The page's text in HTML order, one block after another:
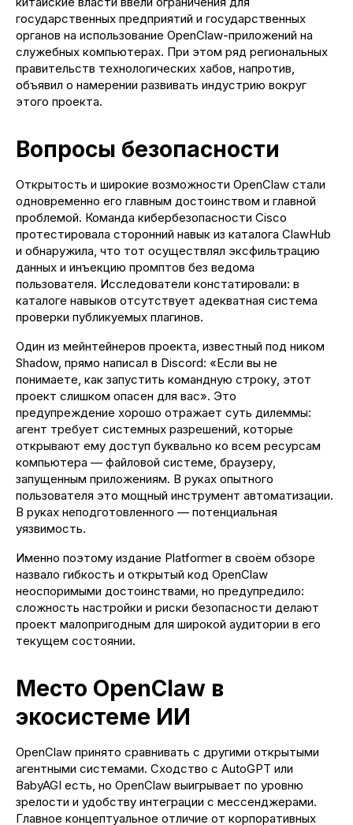
государственных предприятий и государственных
органов на использование OpenClaw-приложений на
служебных компьютерах. При этом ряд региональных
правительств технологических хабов, напротив,
объявил о намерении развивать индустрию вокруг
этого проекта.
Вопросы безопасности
Открытость и широкие возможности OpenClaw стали
одновременно его главным достоинством и главной
проблемой. Команда кибербезопасности Cisco
протестировала сторонний навык из каталога ClawHub
и обнаружила, что тот осуществлял эксфильтрацию
данных и инъекцию промптов без ведома
пользователя. Исследователи констатировали: в
каталоге навыков отсутствует адекватная система
проверки публикуемых плагинов.
Один из мейнтейнеров проекта, известный под ником
Shadow, прямо написал в Discord: «Если вы не
понимаете, как запустить командную строку, этот
проект слишком опасен для вас». Это
предупреждение хорошо отражает суть дилеммы:
агент требует системных разрешений, которые
открывают ему доступ буквально ко всем ресурсам
компьютера — файловой системе, браузеру,
запущенным приложениям. В руках опытного
пользователя это мощный инструмент автоматизации.
В руках неподготовленного — потенциальная
уязвимость.
Именно поэтому издание Platformer в своём обзоре
назвало гибкость и открытый код OpenClaw
неоспоримыми достоинствами, но предупредило:
сложность настройки и риски безопасности делают
проект малопригодным для широкой аудитории в его
текущем состоянии.
Место OpenClaw в
экосистеме ИИ
OpenClaw принято сравнивать с другими открытыми
агентными системами. Сходство с AutoGPT или
BabyAGI есть, но OpenClaw выигрывает по уровню
зрелости и удобству интеграции с мессенджерами.
Главное концептуальное отличие от корпоративных
Юнакс 2026. Все права защищены
Политика конфиденциальности
Карта сайта
+7 (937) 555-000-4
Работаем с 10:00 до 18:00